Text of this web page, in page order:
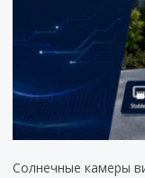
Солнечные камеры